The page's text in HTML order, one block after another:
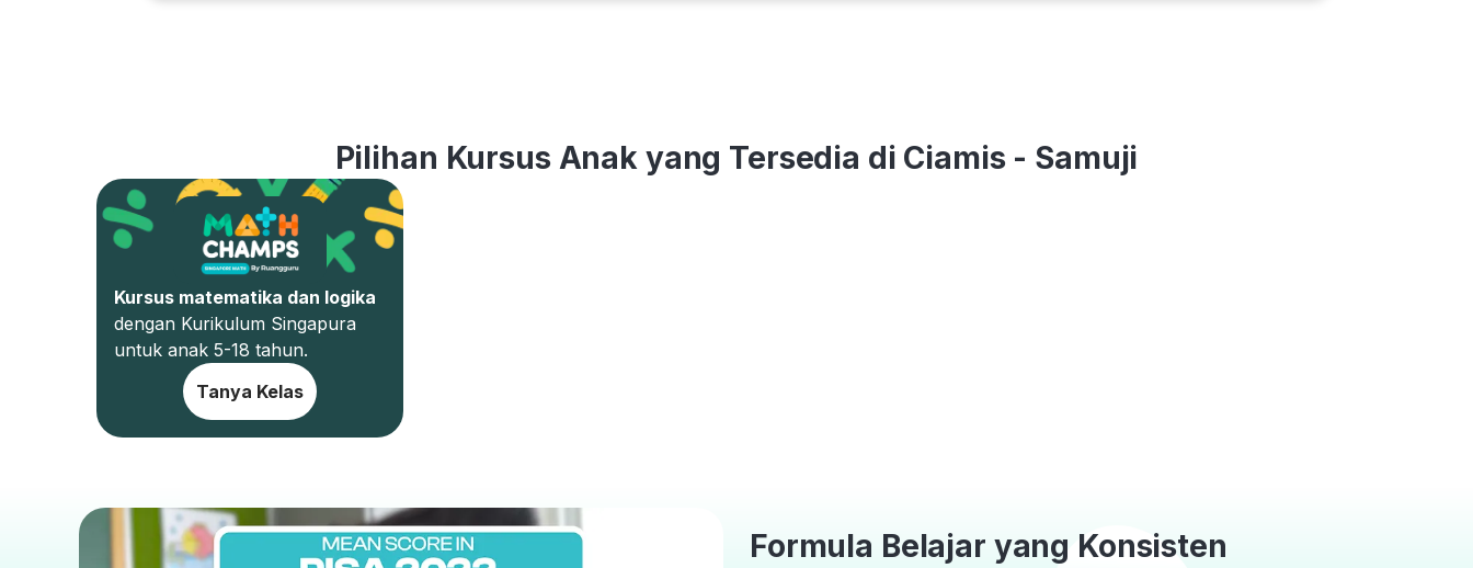
Pilihan Kursus Anak yang Tersedia di Ciamis - Samuji
Kursus matematika dan logika
dengan Kurikulum Singapura
untuk anak 5-18 tahun.
Tanya Kelas
Formula Belajar yang Konsisten